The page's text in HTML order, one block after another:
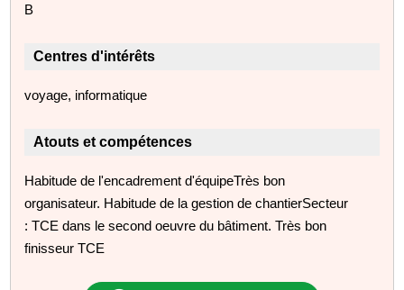
B
Centres d'intérêts
voyage, informatique
Atouts et compétences
Habitude de l'encadrement d'équipeTrès bon
organisateur. Habitude de la gestion de chantierSecteur
: TCE dans le second oeuvre du bâtiment. Très bon
finisseur TCE